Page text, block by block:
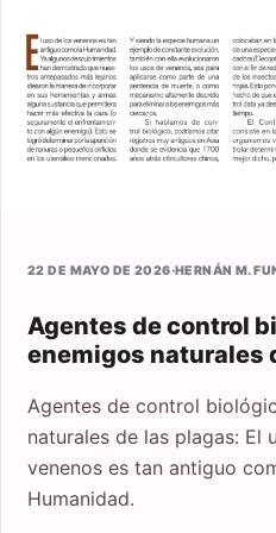
22 DE MAYO DE 2026·HERNÁN M.
Agentes de control
enemigos naturales
Agentes de control
naturales de las plagas: El
venenos es tan antiguo
Humanidad.